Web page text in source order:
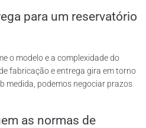
para um reservatório
o modelo e a complexidade do
fabricação e entrega gira em torno
medida, podemos negociar prazos
as normas de